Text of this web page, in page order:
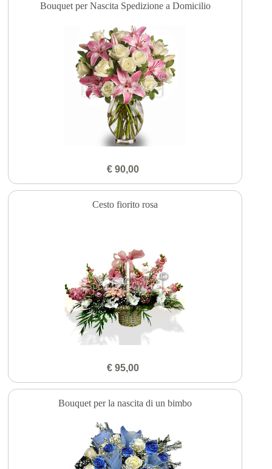
Bouquet per Nascita Spedizione a Domicilio
€ 90,00
Cesto fiorito rosa
€ 95,00
Bouquet per la nascita di un bimbo